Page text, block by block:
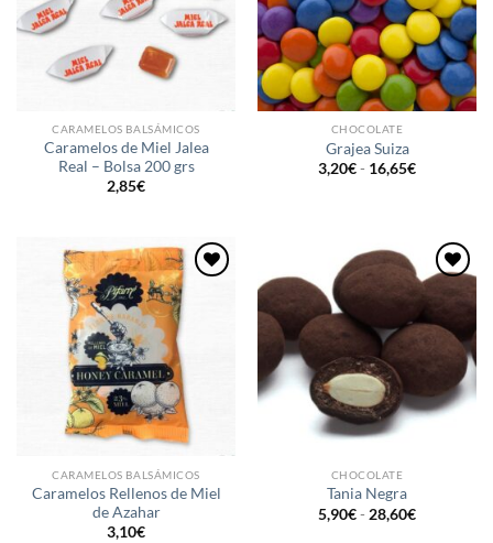
CARAMELOS BALSÁMICOS
Caramelos de Miel Jalea
Real – Bolsa 200 grs
2,85€
CHOCOLATE
Grajea Suiza
3,20€- 16,65€Rango
hasta
16,65€
CARAMELOS BALSÁMICOS
Caramelos Rellenos de Miel
de Azahar
3,10€
Añadir
lista de
deseos
CHOCOLATE
Tania Negra
5,90€- 28,60€Rango